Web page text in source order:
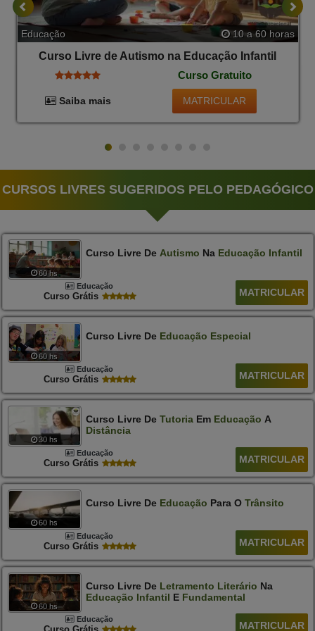
Educação 10 a 60 horas
Curso Livre de Autismo na Educação Infantil
Curso Gratuito
Saiba mais MATRICULAR
CURSOS LIVRES SUGERIDOS PELO PEDAGÓGICO
60 hs
Curso Livre De Autismo Na Educação Infantil
Educação
Curso Grátis MATRICULAR
60 hs
Curso Livre De Educação Especial
Educação
Curso Grátis MATRICULAR
30 hs
Curso Livre De TutoriaEm Educação A
Distância
Educação
Curso Grátis MATRICULAR
60 hs
Curso Livre De Educação Para O Trânsito
Educação
Curso Grátis MATRICULAR
60 hs
Curso Livre De Letramento Literário Na
Educação Infantil E Fundamental
Educação
MATRICULAR